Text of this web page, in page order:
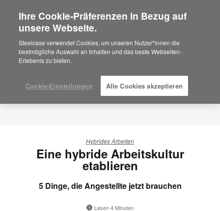
Are you in United States?
Would you like to see Products we sell in
your region?
Americas
Español
Hybrides Arbeiten
Eine hybride Arbeitskultur
etablieren
5 Dinge, die Angestellte jetzt brauchen
Lesen 4 Minuten
Ihre Cookie-Präferenzen in Bezug auf
unsere Webseite.
Steelcase verwendet Cookies, um unseren Nutzer*innen die
bestmögliche Auswahl an Inhalten und das beste Webseiten-
Erlebenis zu bieten.
Cookie-Einstellungen Alle Cookies akzeptieren